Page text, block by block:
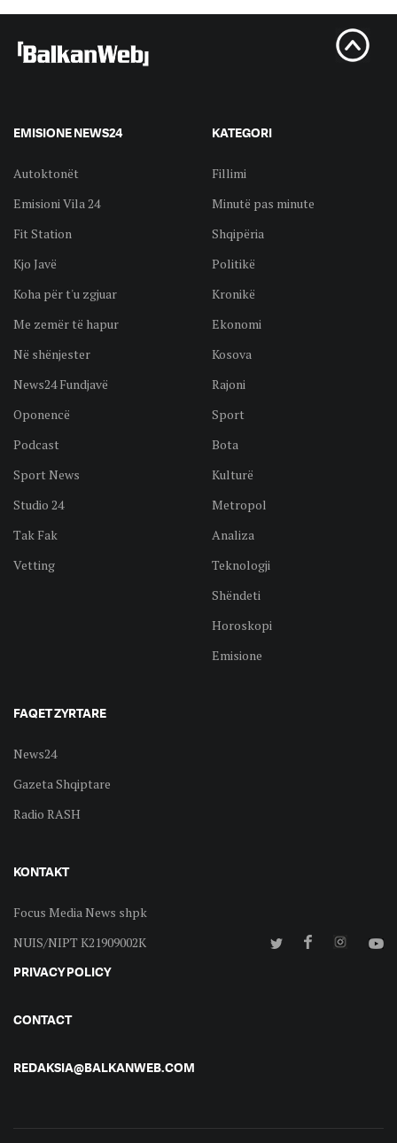
EMISIONE NEWS24
Autoktonët
Emisioni Vila 24
Fit Station
Kjo Javë
Koha për t'u zgjuar
Me zemër të hapur
Në shënjester
News24 Fundjavë
Oponencë
Podcast
Sport News
Studio 24
Tak Fak
Vetting
KATEGORI
Fillimi
Minutë pas minute
Shqipëria
Politikë
Kronikë
Ekonomi
Kosova
Rajoni
Sport
Bota
Kulturë
Metropol
Analiza
Teknologji
Shëndeti
Horoskopi
Emisione
FAQET ZYRTARE
News24
Gazeta Shqiptare
Radio RASH
KONTAKT
Focus Media News shpk
NUIS/NIPT K21909002K
PRIVACY POLICY
CONTACT
REDAKSIA@BALKANWEB.COM